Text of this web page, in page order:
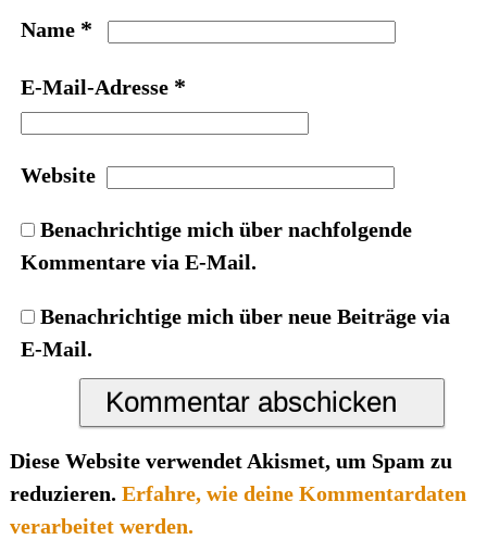
Name *
E-Mail-Adresse *
Website
Benachrichtige mich über nachfolgende
Kommentare via E-Mail.
Benachrichtige mich über neue Beiträge via
E-Mail.
Diese Website verwendet Akismet, um Spam zu
reduzieren. Erfahre, wie deine Kommentardaten
verarbeitet werden.